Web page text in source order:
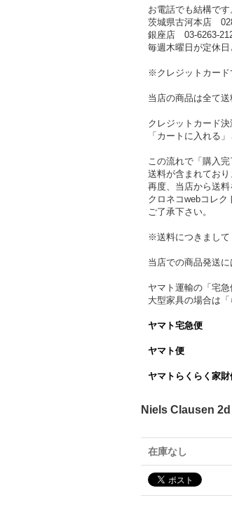
お電話でも結構です
茨城県古河本店
銀座店 03-6263-
毎週木曜日が定休日
※クレジットカード
当店の商品は全て送
クレジットカード
「カートに入れる
この流れで「購入
送料が含まれてお
再度、当店から送
クロネコwebコレク
ご了承下さい。
※送料につきまして
当店での商品発送に
ヤマト運輸の「宅急
大型家具の場合は「
ヤマト宅急便
ヤマト便
ヤマトらくらく家財
Niels Clausen
在庫なし